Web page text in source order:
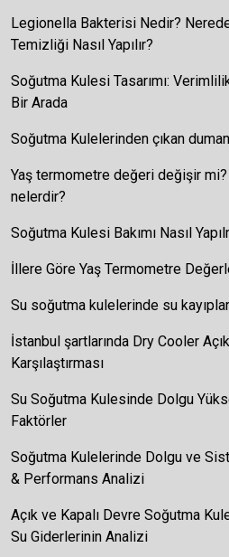
Legionella Bakterisi Nedir?
Temizliği Nasıl Yapılır?
Soğutma Kulesi Tasarımı:
Bir Arada
Soğutma Kulelerinden çıkan
Yaş termometre değeri değişir
nelerdir?
Soğutma Kulesi Bakımı Nasıl
İllere Göre Yaş Termometre
Su soğutma kulelerinde su
İstanbul şartlarında Dry Cooler
Karşılaştırması
Su Soğutma Kulesinde Dolgu
Faktörler
Soğutma Kulelerinde Dolgu ve
& Performans Analizi
Açık ve Kapalı Devre Soğutma
Su Giderlerinin Analizi